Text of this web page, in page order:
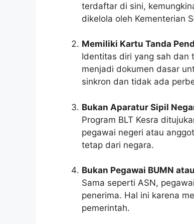
terdaftar di sini,
dikelola oleh Kementerian
Memiliki Kartu Tanda
Identitas diri yang sah dan
menjadi dokumen dasar
sinkron dan tidak ada
Bukan Aparatur Sipil
Program BLT Kesra
pegawai negeri atau
tetap dari negara.
Bukan Pegawai BUMN
Sama seperti ASN,
penerima. Hal ini karena
pemerintah.